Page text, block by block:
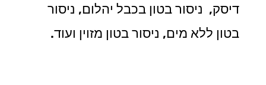
דיסק, ניסור בטון בכבל יהלום, ניסור
בטון ללא מים, ניסור בטון מזוין ועוד.